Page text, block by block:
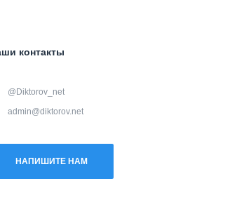
контакты
@Diktorov_net
admin@diktorov.net
НАПИШИТЕ НАМ